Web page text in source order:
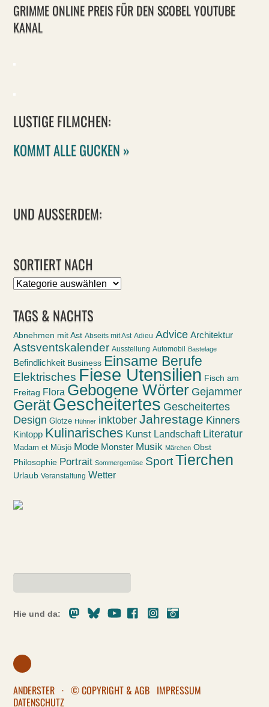
GRIMME ONLINE PREIS FÜR DEN SCOBEL YOUTUBE
KANAL
LUSTIGE FILMCHEN:
KOMMT ALLE GUCKEN »
UND AUSSERDEM:
SORTIERT NACH
Sortiert
TAGS & NACHTS
Abnehmen mit Ast Abseits mit Ast Adieu Advice Architektur
Astsventskalender Ausstellung Automobil Bastelage
Befindlichkeit Business Einsame Berufe
Elektrisches Fiese Utensilien Fisch am
Freitag Flora Gebogene Wörter Gejammer
GerätGescheitertes Gescheitertes
Design Glotze Hühner inktober Jahrestage Kinners
Kintopp Kulinarisches Kunst Landschaft Literatur
Madam et Müsjö Mode Monster Musik Märchen Obst
Philosophie Portrait Sommergemüse Sport Tierchen
Urlaub Veranstaltung Wetter
Hie und da:
MastodonBlueskyYoutubeFacebookInstagram
ANDERSTER · © COPYRIGHT & AGB IMPRESSUM
DATENSCHUTZ